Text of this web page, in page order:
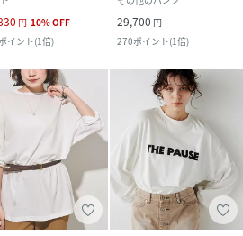
円 10%OFF
ポイント(1倍)
29,700 円
270ポイント(1倍)